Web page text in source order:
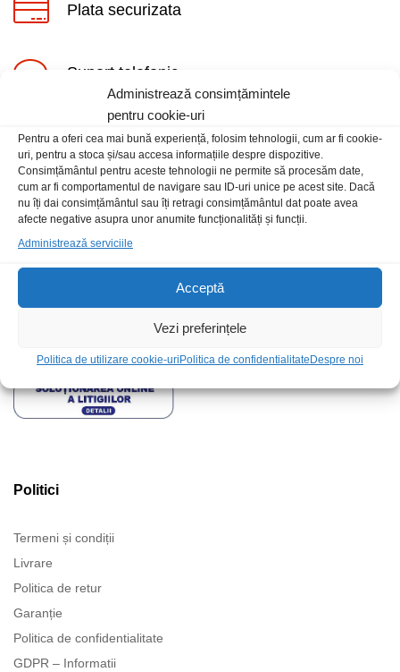
Administrează consimțămintele
pentru cookie-uri
Pentru a oferi cea mai bună experiență, folosim tehnologii, cum ar fi cookie-
uri, pentru a stoca și/sau accesa informațiile despre dispozitive.
Consimțământul pentru aceste tehnologii ne permite să procesăm date,
cum ar fi comportamentul de navigare sau ID-uri unice pe acest site. Dacă
nu îți dai consimțământul sau îți retragi consimțământul dat poate avea
afecte negative asupra unor anumite funcționalități și funcții.
Administrează serviciile
Acceptă
Vezi preferințele
Politica de utilizare cookie-uri Politica de confidentialitate Despre noi
Plata securizata
Suport telefonic
Informatii
Politici
Termeni și condiții
Livrare
Politica de retur
Garanție
Politica de confidentialitate
GDPR – Informatii